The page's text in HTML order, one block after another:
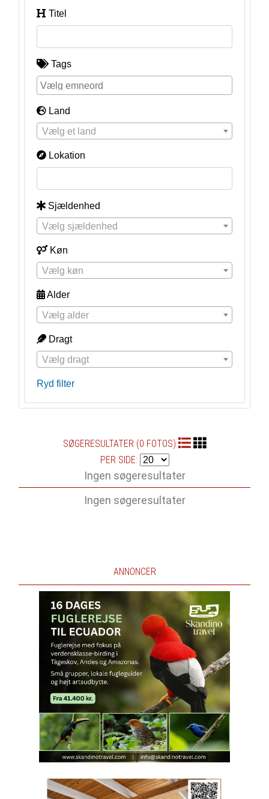
Titel
Tags
Land
Vælg et land
Lokation
Sjældenhed
Vælg sjældenhed
Køn
Vælg køn
Alder
Vælg alder
Dragt
Vælg dragt
Ryd filter
SØGERESULTATER (0 FOTOS)
PER SIDE:
Ingen søgeresultater
Ingen søgeresultater
ANNONCER